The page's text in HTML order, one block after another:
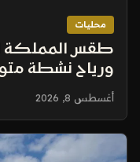
محليات
طقس المملكة
ورياح نشطة
أغسطس 8, 2026